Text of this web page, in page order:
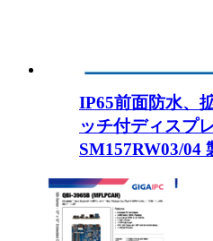
IP65前面防水、
ッチ付ディスプ
SM157RW03/04